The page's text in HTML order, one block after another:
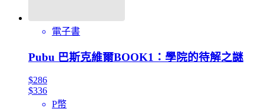
電子書
Pubu 巴斯克維爾BOOK1：學院的待解之謎
$286
$336
P幣